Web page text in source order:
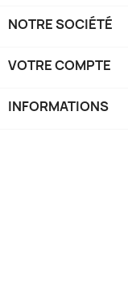
NOTRE SOCIÉTÉ
VOTRE COMPTE
INFORMATIONS